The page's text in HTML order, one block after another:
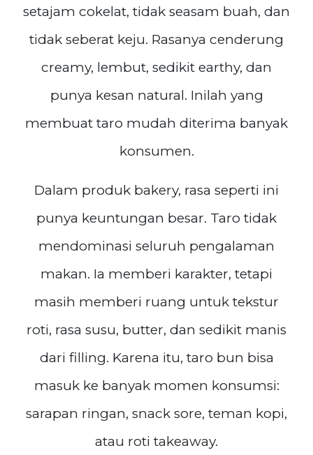
setajam cokelat, tidak seasam buah, dan
tidak seberat keju. Rasanya cenderung
creamy, lembut, sedikit earthy, dan
punya kesan natural. Inilah yang
membuat taro mudah diterima banyak
konsumen.
Dalam produk bakery, rasa seperti ini
punya keuntungan besar. Taro tidak
mendominasi seluruh pengalaman
makan. Ia memberi karakter, tetapi
masih memberi ruang untuk tekstur
roti, rasa susu, butter, dan sedikit manis
dari filling. Karena itu, taro bun bisa
masuk ke banyak momen konsumsi:
sarapan ringan, snack sore, teman kopi,
atau roti takeaway.